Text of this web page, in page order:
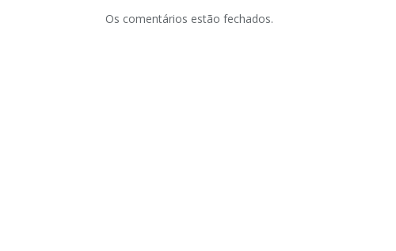
Os comentários estão fechados.